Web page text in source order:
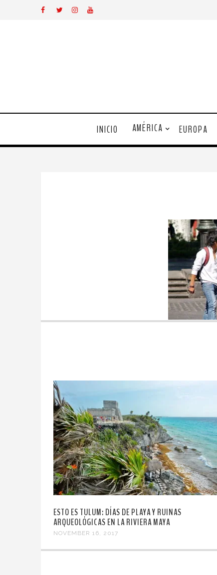
INICIO AMÉRICA EUROPA
ESTO ES TULUM: DÍAS DE PLAYA Y RUINAS
ARQUEOLÓGICAS EN LA RIVIERA MAYA
NOVEMBER 16, 2017